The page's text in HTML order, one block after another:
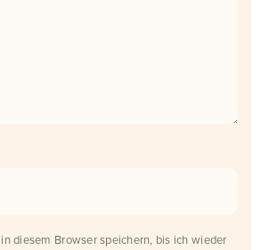
diesem Browser speichern, bis ich wieder